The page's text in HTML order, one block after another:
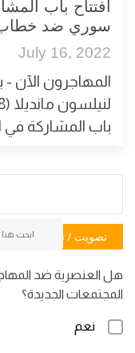
سوري ضد خطاب
July 16, 2022
المهاجرون الآن -
باب المشاركة في
تصويت / تصويت
هل العنصرية ضد
المجتمعات الجديدة؟
نعم